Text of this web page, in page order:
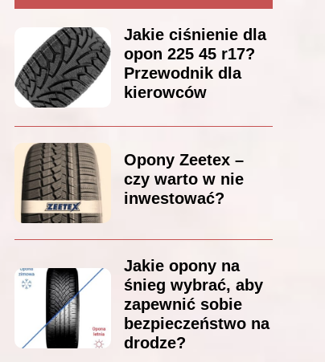
Jakie ciśnienie dla
opon 225 45 r17?
Przewodnik dla
kierowców
Opony Zeetex –
czy warto w nie
inwestować?
Jakie opony na
śnieg wybrać, aby
zapewnić sobie
bezpieczeństwo na
drodze?